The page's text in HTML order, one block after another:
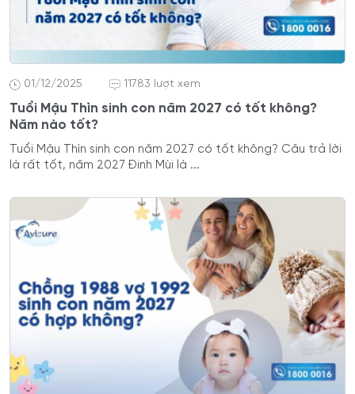
01/12/2025 11783 lượt xem
Tuổi Mậu Thìn sinh con năm 2027 có tốt không?
Năm nào tốt?
Tuổi Mậu Thìn sinh con năm 2027 có tốt không? Câu trả lời
là rất tốt, năm 2027 Đinh Mùi là ...